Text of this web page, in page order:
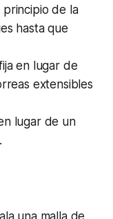
principio de la
hasta que
en lugar de
extensibles
lugar de un
una malla de